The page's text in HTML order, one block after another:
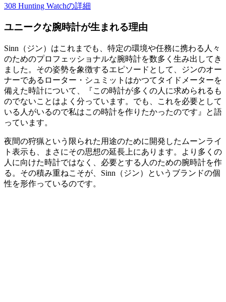
308 Hunting Watchの詳細
ユニークな腕時計が生まれる理由
Sinn（ジン）はこれまでも、特定の環境や任務に携わる人々
のためのプロフェッショナルな腕時計を数多く生み出してき
ました。その姿勢を象徴するエピソードとして、ジンのオー
ナーであるローター・シュミットはかつてタイドメーターを
備えた時計について、『この時計が多くの人に求められるも
のでないことはよく分っています。でも、これを必要として
いる人がいるので私はこの時計を作りたかったのです』と語
っています。
夜間の狩猟という限られた用途のために開発したムーンライ
ト表示も、まさにその思想の延長上にあります。より多くの
人に向けた時計ではなく、必要とする人のための腕時計を作
る。その積み重ねこそが、Sinn（ジン）というブランドの個
性を形作っているのです。